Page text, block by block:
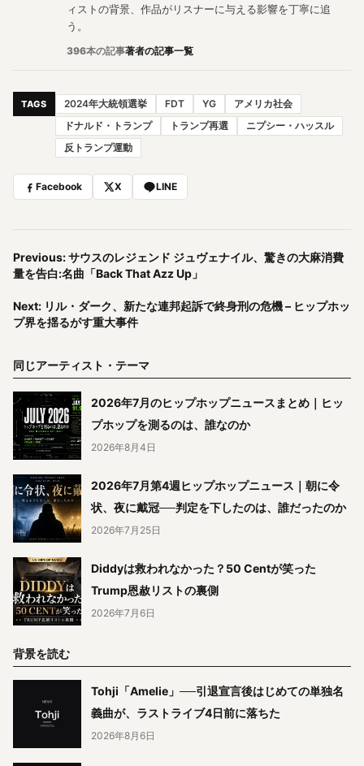
ィストの背景、作品がリスナーに与える影響を丁寧に追
う。
396本の記事著者の記事一覧
TAGS 2024年大統領選挙 FDT YG
アメリカ社会
ドナルド・トランプ
トランプ再選
ニプシー・ハッスル
反トランプ運動
Facebook X LINE
Previous: サウスのレジェンド ジュヴェナイル、驚きの大麻消費
量を告白:名曲「Back That Azz Up」
Next: リル・ダーク、新たな連邦起訴で終身刑の危機 – ヒップホッ
プ界を揺るがす重大事件
同じアーティスト・テーマ
2026年7月のヒップホップニュースまとめ｜ヒッ
プホップを測るのは、誰なのか
2026年8月4日
2026年7月第4週ヒップホップニュース｜朝に令
状、夜に戴冠──判定を下したのは、誰だったのか
2026年7月25日
Diddyは救われなかった？50 Centが笑った
Trump恩赦リストの裏側
2026年7月6日
背景を読む
Tohji「Amelie」──引退宣言後はじめての単独名
義曲が、ラストライブ4日前に落ちた
2026年8月6日